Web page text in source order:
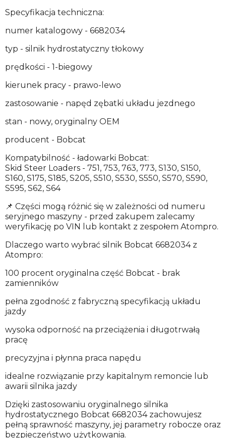
Specyfikacja techniczna:
numer katalogowy - 6682034
typ - silnik hydrostatyczny tłokowy
prędkości - 1-biegowy
kierunek pracy - prawo-lewo
zastosowanie - napęd zębatki układu jezdnego
stan - nowy, oryginalny OEM
producent - Bobcat
Kompatybilność - ładowarki Bobcat:
Skid Steer Loaders - 751, 753, 763, 773, S130, S150,
S160, S175, S185, S205, S510, S530, S550, S570, S590,
S595, S62, S64
📌 Części mogą różnić się w zależności od numeru
seryjnego maszyny - przed zakupem zalecamy
weryfikację po VIN lub kontakt z zespołem Atompro.
Dlaczego warto wybrać silnik Bobcat 6682034 z
Atompro:
100 procent oryginalna część Bobcat - brak
zamienników
pełna zgodność z fabryczną specyfikacją układu
jazdy
wysoka odporność na przeciążenia i długotrwałą
pracę
precyzyjna i płynna praca napędu
idealne rozwiązanie przy kapitalnym remoncie lub
awarii silnika jazdy
Dzięki zastosowaniu oryginalnego silnika
hydrostatycznego Bobcat 6682034 zachowujesz
pełną sprawność maszyny, jej parametry robocze oraz
bezpieczeństwo użytkowania.